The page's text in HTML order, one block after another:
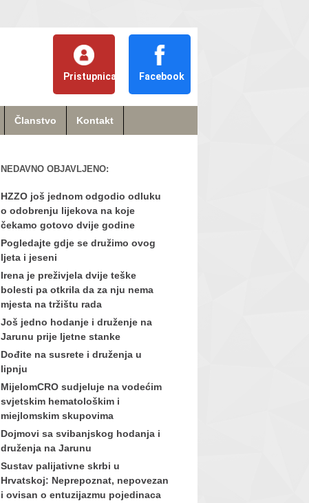
Pristupnica Facebook
Članstvo Kontakt
NEDAVNO OBJAVLJENO:
HZZO još jednom odgodio odluku
o odobrenju lijekova na koje
čekamo gotovo dvije godine
Pogledajte gdje se družimo ovog
ljeta i jeseni
Irena je preživjela dvije teške
bolesti pa otkrila da za nju nema
mjesta na tržištu rada
Još jedno hodanje i druženje na
Jarunu prije ljetne stanke
Dođite na susrete i druženja u
lipnju
MijelomCRO sudjeluje na vodećim
svjetskim hematološkim i
miejlomskim skupovima
Dojmovi sa svibanjskog hodanja i
druženja na Jarunu
Sustav palijativne skrbi u
Hrvatskoj: Neprepoznat, nepovezan
i ovisan o entuzijazmu pojedinaca